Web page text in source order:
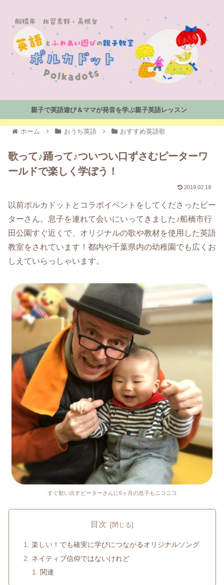
親子で英語遊び＆ママが発音を学ぶ親子英語レッスン
ホーム おうち英語 おすすめ英語歌
歌って♪踊って♪ついつい口ずさむピーターワ
ールドで楽しく学ぼう！
2019.02.19
以前ポルカドットとコラボイベントをしてくださったピー
ターさん。息子を連れて会いにいってきました♪船橋市行
田公園すぐ近くで、オリジナルの歌や教材を使用した英語
教室をされています！都内や千葉県内の幼稚園でも広くお
しえていらっしゃいます。
すぐ歌い出すピーターさんに6ヶ月の息子もニコニコ
目次
楽しい！でも確実に学びにつながるオリジナルソング
ネイティブ信仰ではないけれど
関連